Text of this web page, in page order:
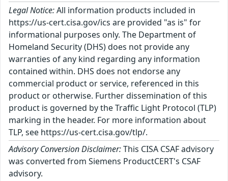
Legal Notice:All information products included in
https://us-cert.cisa.gov/ics are provided "as is" for
informational purposes only. The Department of
Homeland Security (DHS) does not provide any
warranties of any kind regarding any information
contained within. DHS does not endorse any
commercial product or service, referenced in this
product or otherwise. Further dissemination of this
product is governed by the Traffic Light Protocol (TLP)
marking in the header. For more information about
TLP, see https://us-cert.cisa.gov/tlp/.
Advisory Conversion Disclaimer:This CISA CSAF advisory
was converted from Siemens ProductCERT's CSAF
advisory.